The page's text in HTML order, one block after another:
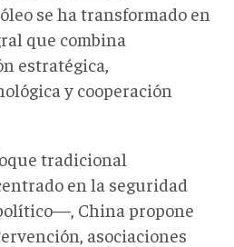
se ha transformado en
que combina
estratégica,
y cooperación
tradicional
en la seguridad
China propone
asociaciones